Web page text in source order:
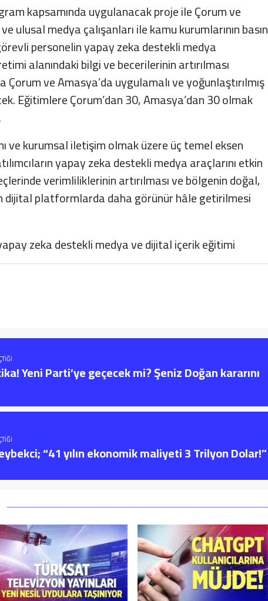
kapsamında uygulanacak proje ile Çorum ve
ulusal medya çalışanları ile kamu kurumlarının basın
personelin yapay zeka destekli medya
alanındaki bilgi ve becerilerinin artırılması
ve Amasya’da uygulamalı ve yoğunlaştırılmış
Eğitimlere Çorum’dan 30, Amasya’dan 30 olmak
ve kurumsal iletişim olmak üzere üç temel eksen
yapay zeka destekli medya araçlarını etkin
verimliliklerinin artırılması ve bölgenin doğal,
dijital platformlarda daha görünür hâle getirilmesi
Yeni Parti’ye geçecek mi? Şeniz Doğan kararını
“41 yılın ekonomik maliyeti 3 Trilyon Dolar!”